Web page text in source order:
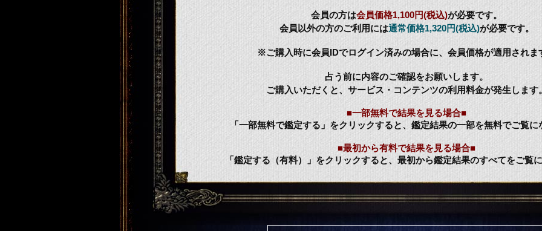
会員の方は会員価格1,100円(税込)が必要です。
会員以外の方のご利用には通常価格1,320円(税込)が必要です。
※ご購入時に会員IDでログイン済みの場合に、会員価格が適用されま
占う前に内容のご確認をお願いします。
ご購入いただくと、サービス・コンテンツの利用料金が発生します
■一部無料で結果を見る場合■
「一部無料で鑑定する」をクリックすると、鑑定結果の一部を無料でご覧に
■最初から有料で結果を見る場合■
「鑑定する（有料）」をクリックすると、最初から鑑定結果のすべてをご覧